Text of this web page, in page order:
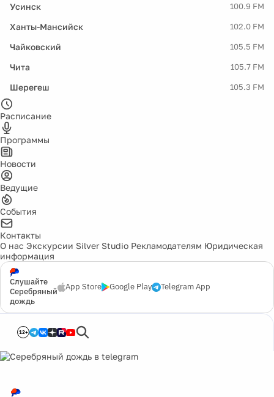
Усинск 100.9 FM
Ханты-Мансийск 102.0 FM
Чайковский 105.5 FM
Чита 105.7 FM
Шерегеш 105.3 FM
Расписание
Программы
Новости
Ведущие
События
Контакты
О нас Экскурсии Silver Studio Рекламодателям Юридическая
информация
Слушайте
Серебряный
дождь
App Store Google Play Telegram App
12+